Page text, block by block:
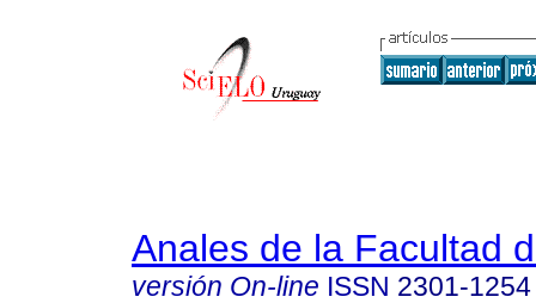
Anales de la Facultad
versión On-line ISSN 2301-1254